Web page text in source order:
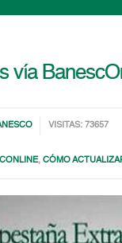
vía
VISITAS: 73657
,CÓMO